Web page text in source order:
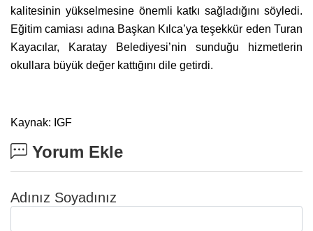
kalitesinin yükselmesine önemli katkı sağladığını söyledi.
Eğitim camiası adına Başkan Kılca’ya teşekkür eden Turan
Kayacılar, Karatay Belediyesi’nin sunduğu hizmetlerin
okullara büyük değer kattığını dile getirdi.
Kaynak: IGF
Yorum Ekle
Adınız Soyadınız